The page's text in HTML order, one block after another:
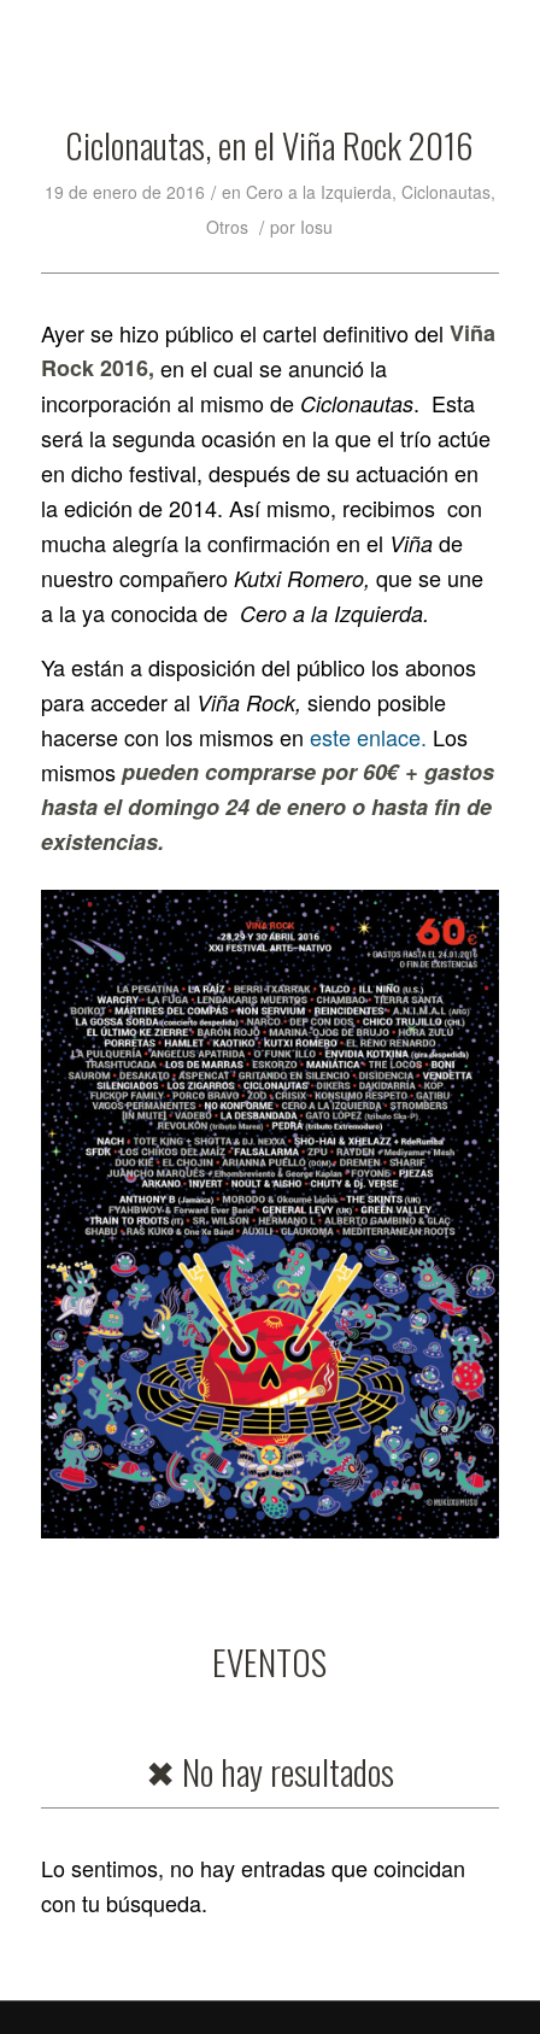
Ciclonautas, en el Viña Rock 2016
19 de enero de 2016 / en Cero a la Izquierda, Ciclonautas,
Otros / por Iosu
Ayer se hizo público el cartel definitivo del Viña
Rock 2016, en el cual se anunció la
incorporación al mismo de Ciclonautas. Esta
será la segunda ocasión en la que el trío actúe
en dicho festival, después de su actuación en
la edición de 2014. Así mismo, recibimos con
mucha alegría la confirmación en el Viñade
nuestro compañero Kutxi Romero, que se une
a la ya conocida de Cero a la Izquierda.
Ya están a disposición del público los abonos
para acceder al Viña Rock, siendo posible
hacerse con los mismos en este enlace. Los
mismospueden comprarse por 60€ + gastos
hasta el domingo 24 de enero o hasta fin de
existencias.
EVENTOS
✖ No hay resultados
Lo sentimos, no hay entradas que coincidan
con tu búsqueda.